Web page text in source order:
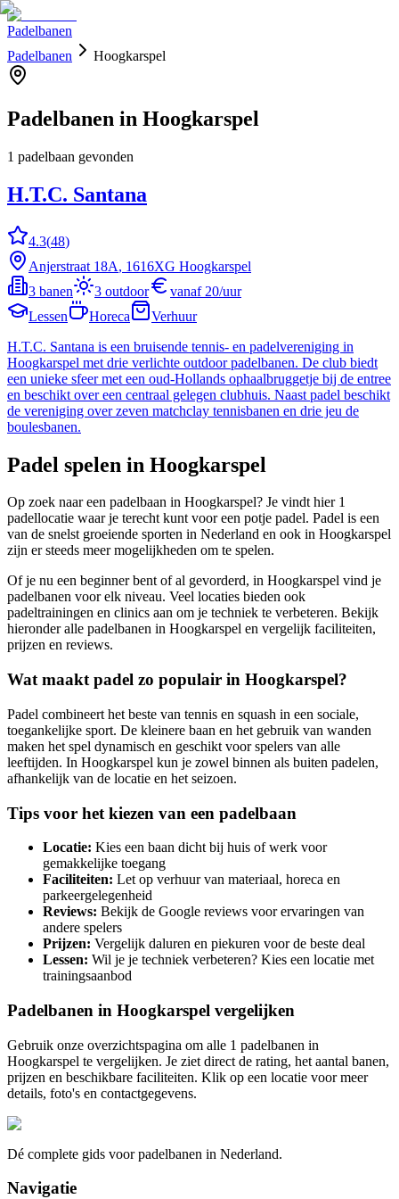
Padelbanen
Padelbanen
Hoogkarspel
Padelbanen in Hoogkarspel
1 padelbaan gevonden
H.T.C. Santana
4.3(48)
Anjerstraat 18A, 1616XG Hoogkarspel
3 banen 3 outdoor vanaf 20/uur
Lessen
Horeca
Verhuur
H.T.C. Santana is een bruisende tennis- en padelvereniging in
Hoogkarspel met drie verlichte outdoor padelbanen. De club biedt
een unieke sfeer met een oud-Hollands ophaalbruggetje bij de entree
en beschikt over een centraal gelegen clubhuis. Naast padel beschikt
de vereniging over zeven matchclay tennisbanen en drie jeu de
boulesbanen.
Padel spelen in Hoogkarspel
Op zoek naar een padelbaan in Hoogkarspel? Je vindt hier 1
padellocatie waar je terecht kunt voor een potje padel. Padel is een
van de snelst groeiende sporten in Nederland en ook in Hoogkarspel
zijn er steeds meer mogelijkheden om te spelen.
Of je nu een beginner bent of al gevorderd, in Hoogkarspel vind je
padelbanen voor elk niveau. Veel locaties bieden ook
padeltrainingen en clinics aan om je techniek te verbeteren. Bekijk
hieronder alle padelbanen in Hoogkarspel en vergelijk faciliteiten,
prijzen en reviews.
Wat maakt padel zo populair in Hoogkarspel?
Padel combineert het beste van tennis en squash in een sociale,
toegankelijke sport. De kleinere baan en het gebruik van wanden
maken het spel dynamisch en geschikt voor spelers van alle
leeftijden. In Hoogkarspel kun je zowel binnen als buiten padelen,
afhankelijk van de locatie en het seizoen.
Tips voor het kiezen van een padelbaan
Locatie: Kies een baan dicht bij huis of werk voor
gemakkelijke toegang
Faciliteiten: Let op verhuur van materiaal, horeca en
parkeergelegenheid
Reviews: Bekijk de Google reviews voor ervaringen van
andere spelers
Prijzen: Vergelijk daluren en piekuren voor de beste deal
Lessen: Wil je je techniek verbeteren? Kies een locatie met
trainingsaanbod
Padelbanen in Hoogkarspel vergelijken
Gebruik onze overzichtspagina om alle 1 padelbanen in
Hoogkarspel te vergelijken. Je ziet direct de rating, het aantal banen,
prijzen en beschikbare faciliteiten. Klik op een locatie voor meer
details, foto's en contactgegevens.
Dé complete gids voor padelbanen in Nederland.
Navigatie